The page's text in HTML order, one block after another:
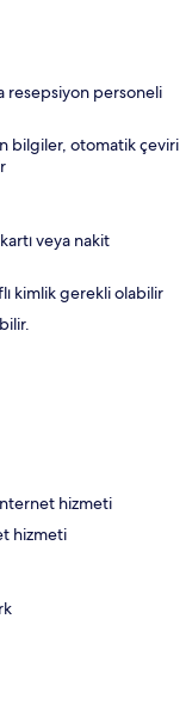
resepsiyon personeli
bilgiler, otomatik çeviri
veya nakit
kimlik gerekli olabilir
hizmeti
hizmeti